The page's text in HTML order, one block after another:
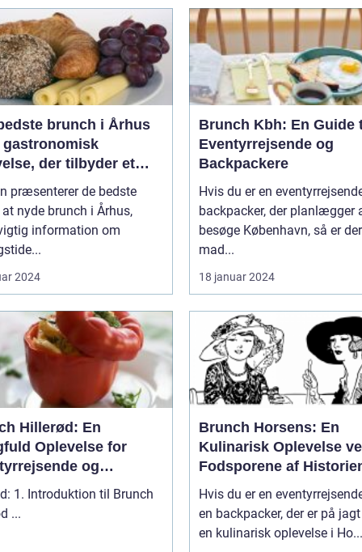
brunch i Århus
gastronomisk
der tilbyder et
udvalg af lækre
der passer til både
og frokost
præsenterer de bedste
nyde brunch i Århus,
information om
2024
Brunch Kbh: En Guide
Eventyrrejsende og
Backpackere
Hvis du er en
backpacker, der planlægger
besøge København, så er
mad...
18 januar 2024
Hillerød: En
Oplevelse for
og
1. Introduktion til Brunch
Hillerød ...
Brunch Horsens: En
Kulinarisk Oplevelse
Fodsporene af
Hvis du er en
en backpacker, der er på
en kulinarisk oplevelse i Ho...